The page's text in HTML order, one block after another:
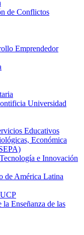
de Conflictos
Emprendedor
Universidad
Educativos
Económica
e Innovación
de América Latina
Enseñanza de las